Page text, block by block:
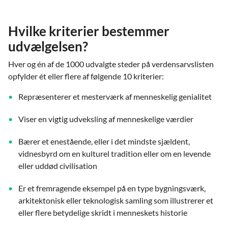
Hvilke kriterier bestemmer
udvælgelsen?
Hver og én af de 1000 udvalgte steder på verdensarvslisten
opfylder ét eller flere af følgende 10 kriterier:
Repræsenterer et mesterværk af menneskelig genialitet
Viser en vigtig udveksling af menneskelige værdier
Bærer et enestående, eller i det mindste sjældent,
vidnesbyrd om en kulturel tradition eller om en levende
eller uddød civilisation
Er et fremragende eksempel på en type bygningsværk,
arkitektonisk eller teknologisk samling som illustrerer et
eller flere betydelige skridt i menneskets historie